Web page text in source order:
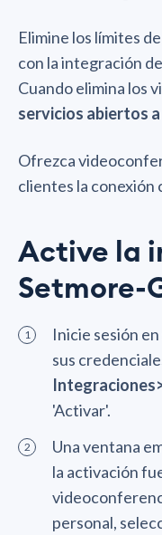
Elimine los límites
con la integración
Cuando elimina los
servicios abiertos
Ofrezca
clientes la conexión
Active la
Setmore-
Inicie sesión
sus
'Activar'.
Una ventana
la activación
personal,